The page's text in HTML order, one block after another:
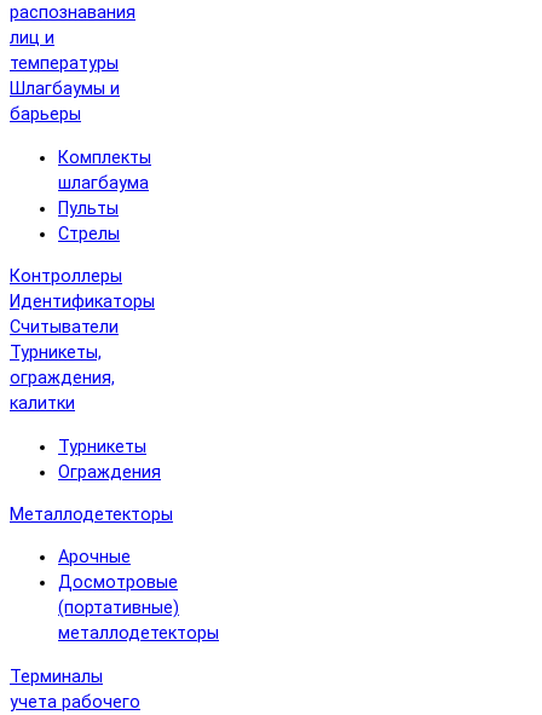
распознавания
лиц и
температуры
Шлагбаумы и
барьеры
Комплекты
шлагбаума
Пульты
Стрелы
Контроллеры
Идентификаторы
Считыватели
Турникеты,
ограждения,
калитки
Турникеты
Ограждения
Металлодетекторы
Арочные
Досмотровые
(портативные)
металлодетекторы
Терминалы
учета рабочего